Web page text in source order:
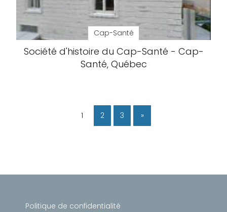
Cap-Santé
Société d'histoire du Cap-Santé - Cap-
Santé, Québec
1 2 3 »
Politique de confidentialité